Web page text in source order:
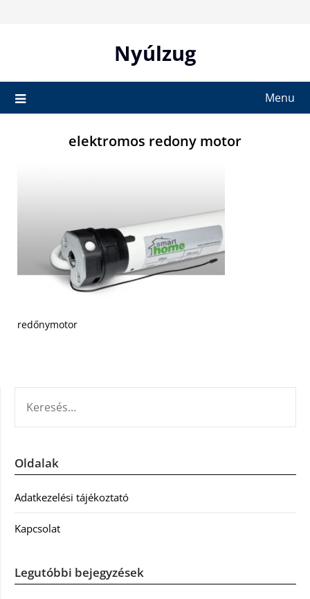
Nyúlzug
Menu
elektromos redony motor
redőnymotor
Oldalak
Adatkezelési tájékoztató
Kapcsolat
Legutóbbi bejegyzések